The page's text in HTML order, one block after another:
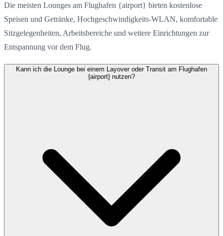
Die meisten Lounges am Flughafen {airport} bieten kostenlose
Speisen und Getränke, Hochgeschwindigkeits-WLAN, komfortable
Sitzgelegenheiten, Arbeitsbereiche und weitere Einrichtungen zur
Entspannung vor dem Flug.
Kann ich die Lounge bei einem Layover oder Transit am Flughafen
{airport} nutzen?